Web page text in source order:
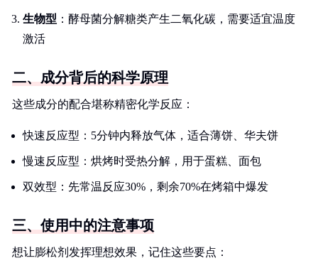
生物型 ：酵母菌分解糖类产生二氧化碳，需要适宜温度
激活
二、成分背后的科学原理
这些成分的配合堪称精密化学反应：
快速反应型：5分钟内释放气体，适合薄饼、华夫饼
慢速反应型：烘烤时受热分解，用于蛋糕、面包
双效型：先常温反应30%，剩余70%在烤箱中爆发
三、使用中的注意事项
想让膨松剂发挥理想效果，记住这些要点：